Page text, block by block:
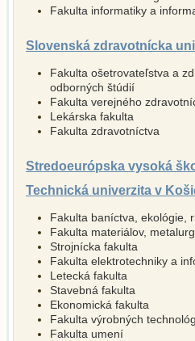
Fakulta informatiky a
Slovenská zdravotnícka
Fakulta ošetrovateľstva a
odborných štúdií
Fakulta verejného
Lekárska fakulta
Fakulta zdravotníctva
Stredoeurópska vysoká
Technická univerzita v
Fakulta baníctva, ekológie,
Fakulta materiálov,
Strojnícka fakulta
Fakulta elektrotechniky a
Letecká fakulta
Stavebná fakulta
Ekonomická fakulta
Fakulta výrobných
Fakulta umení